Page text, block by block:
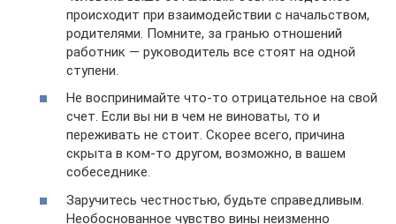
происходит при взаимодействии с начальством,
родителями. Помните, за гранью отношений
работник — руководитель все стоят на одной
ступени.
Не воспринимайте что-то отрицательное на свой
счет. Если вы ни в чем не виноваты, то и
переживать не стоит. Скорее всего, причина
скрыта в ком-то другом, возможно, в вашем
собеседнике.
Заручитесь честностью, будьте справедливым.
Необоснованное чувство вины неизменно